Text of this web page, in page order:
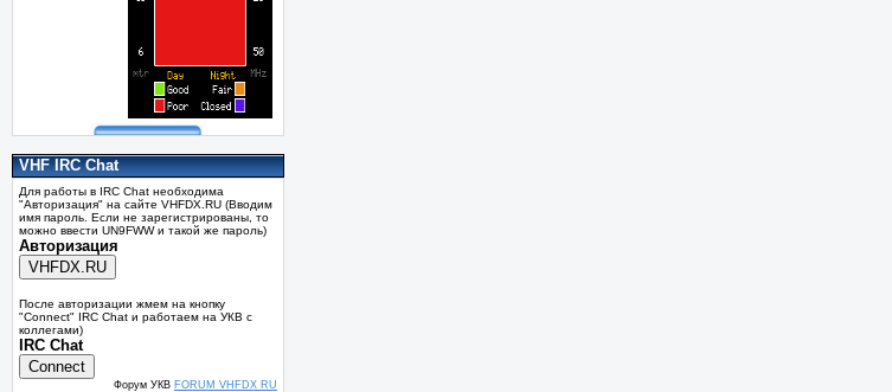
VHF IRC Chat
Для работы в IRC Chat необходима
"Авторизация" на сайте VHFDX.RU (Вводим
имя пароль. Если не зарегистрированы, то
можно ввести UN9FWW и такой же пароль)
Авторизация
После авторизации жмем на кнопку
"Connect" IRC Chat и работаем на УКВ с
коллегами)
IRC Chat
Форум УКВ FORUM VHFDX RU